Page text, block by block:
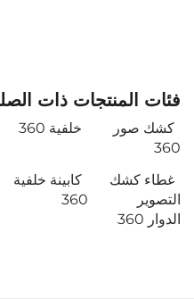
فئات المنتجات ذات الصلة
كشك صور
360
خلفية 360
غطاء كشك
التصوير
الدوار 360
كابينة خلفية
360